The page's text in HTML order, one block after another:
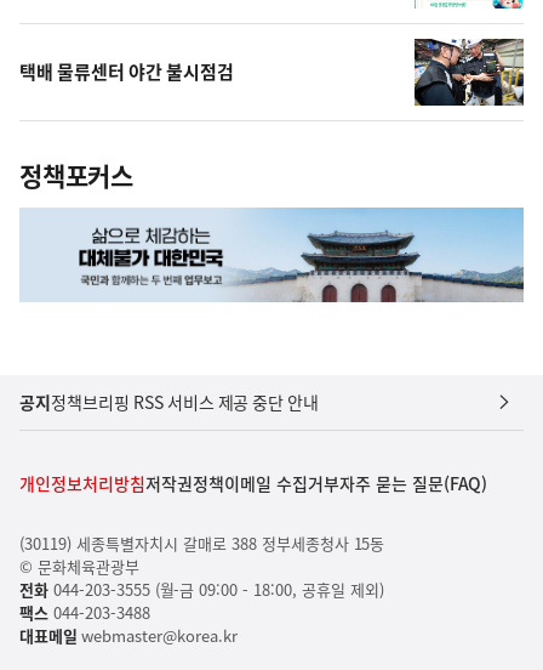
택배 물류센터 야간 불시점검
정책포커스
공지정책브리핑 RSS 서비스 제공 중단 안내
개인정보처리방침저작권정책이메일 수집거부자주 묻는 질문(FAQ)
(30119) 세종특별자치시 갈매로 388 정부세종청사 15동
© 문화체육관광부
전화044-203-3555 (월-금 09:00 - 18:00, 공휴일 제외)
팩스044-203-3488
대표메일 webmaster@korea.kr